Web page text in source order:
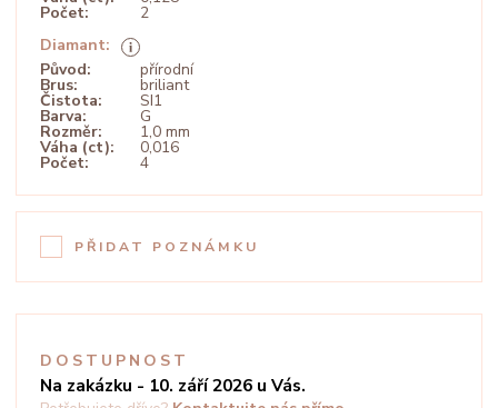
Počet:
2
Diamant:
Původ:
přírodní
Brus: briliant
Čistota: SI1
Barva: G
Rozměr: 1,0 mm
Váha (ct): 0,016
Počet: 4
PŘIDAT POZNÁMKU
DOSTUPNOST
Na zakázku - 10. září 2026 u Vás.